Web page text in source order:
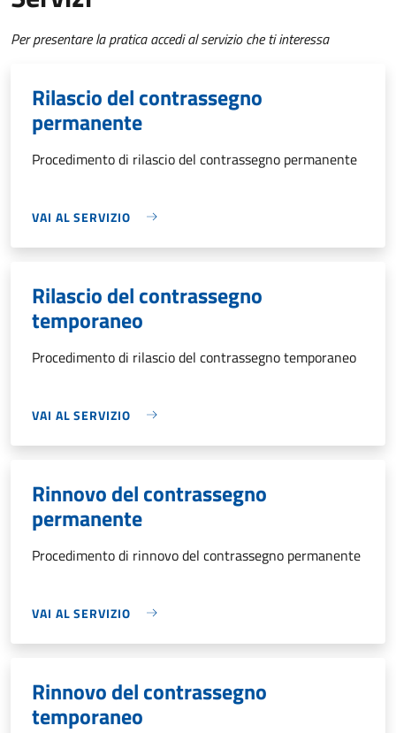
Per presentare la pratica accedi al servizio che ti interessa
Rilascio del contrassegno
permanente
Procedimento di rilascio del contrassegno permanente
VAI AL SERVIZIO
Rilascio del contrassegno
temporaneo
Procedimento di rilascio del contrassegno temporaneo
VAI AL SERVIZIO
Rinnovo del contrassegno
permanente
Procedimento di rinnovo del contrassegno permanente
VAI AL SERVIZIO
Rinnovo del contrassegno
temporaneo